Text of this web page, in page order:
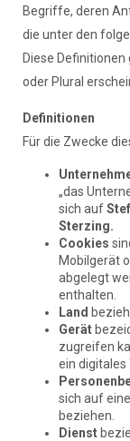
Begriffe, deren
die unter den
Diese
oder Plural
Definitionen
Für die Zwecke
„das
sich auf
Sterzing.
Cookies
Mobilgerät
abgelegt
enthalten.
Land
Gerät
zugreifen
ein digitales
sich auf
beziehen.
Dienst